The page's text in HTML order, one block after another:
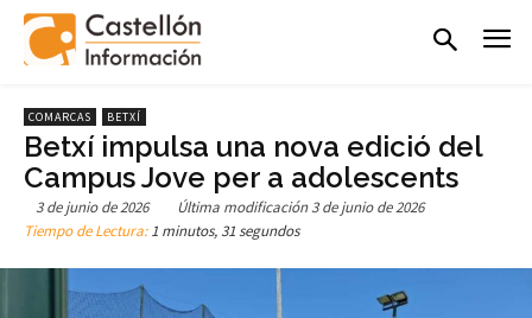
COMARCAS BETXÍ
Betxí impulsa una nova edició del
Campus Jove per a adolescents
3 de junio de 2026 Última modificación 3 de junio de 2026
Tiempo de Lectura:1 minutos, 31 segundos